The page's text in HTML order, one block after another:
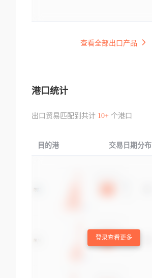
查看全部出口产品
港口统计
出口贸易匹配到共计 10+个港口
目的港 交易日期分布
登录查看更多